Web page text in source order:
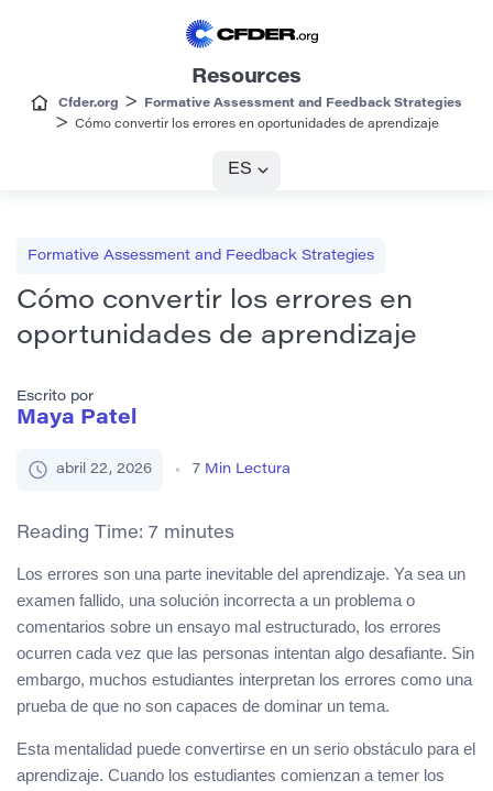
Resources
Cfder.org > Formative Assessment and Feedback Strategies
> Cómo convertir los errores en oportunidades de aprendizaje
ES
Formative Assessment and Feedback Strategies
Cómo convertir los errores en
oportunidades de aprendizaje
Escrito por
Maya Patel
abril 22, 2026 7 Min Lectura
Reading Time: 7 minutes
Los errores son una parte inevitable del aprendizaje. Ya sea un
examen fallido, una solución incorrecta a un problema o
comentarios sobre un ensayo mal estructurado, los errores
ocurren cada vez que las personas intentan algo desafiante. Sin
embargo, muchos estudiantes interpretan los errores como una
prueba de que no son capaces de dominar un tema.
Esta mentalidad puede convertirse en un serio obstáculo para el
aprendizaje. Cuando los estudiantes comienzan a temer los